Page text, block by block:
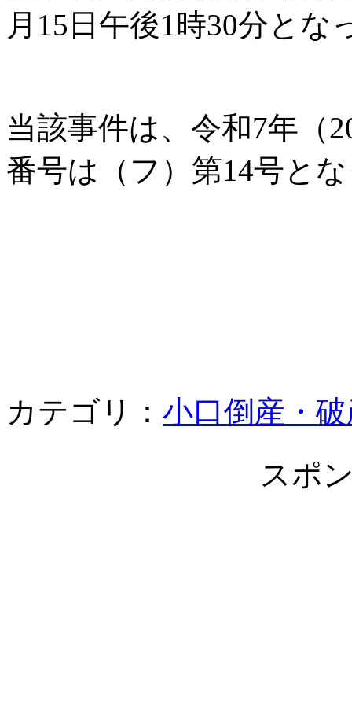
月15日午後1時30分とな
当該事件は、令和7年（
番号は（フ）第14号と
カテゴリ： 小口倒産・
スポ